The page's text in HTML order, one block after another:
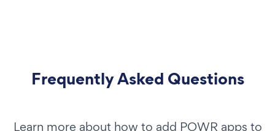
Frequently Asked Questions
Learn more about how to add POWR apps to